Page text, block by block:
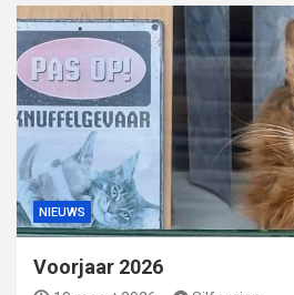
NIEUWS
Voorjaar 2026